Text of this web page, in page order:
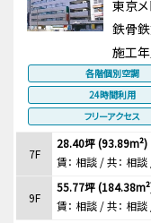
東京
鉄骨
施工
各階個別空調
24時間利用
フリーアクセス
7F
28.40坪 (93.89m²)
賃： 相談 / 共： 相談
9F
55.77坪
賃： 相談 / 共： 相談